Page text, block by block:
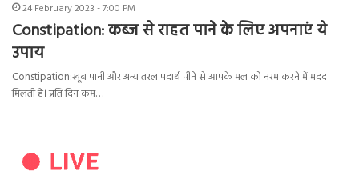
24 February 2023 - 7:00 PM
Constipation: कब्ज से राहत पाने के लिए अपनाएं ये
उपाय
Constipation:खूब पानी और अन्य तरल पदार्थ पीने से आपके मल को नरम करने में मदद
मिलती है। प्रति दिन कम…